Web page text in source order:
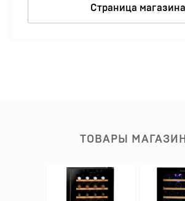
Страница магазина
ТОВАРЫ